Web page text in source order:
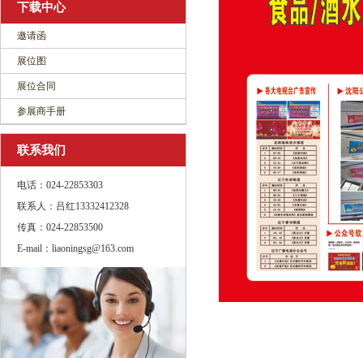
下载中心
邀请函
展位图
展位合同
参展商手册
联系我们
电话：024-22853303
联系人：吕红13332412328
传真：024-22853500
E-mail：liaoningsg@163.com